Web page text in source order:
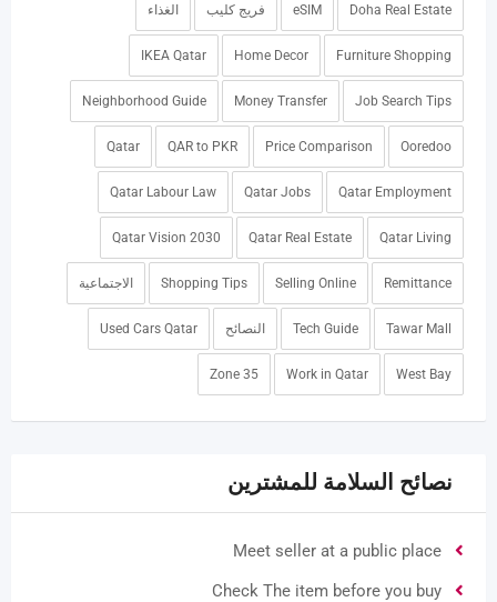
Doha Real Estate
eSIM فريج كليب الغذاء
Furniture Shopping
Home Decor
IKEA Qatar
Job Search Tips
Money Transfer
Neighborhood Guide
Ooredoo
Price Comparison
QAR to PKR
Qatar
Qatar Employment
Qatar Jobs
Qatar Labour Law
Qatar Living
Qatar Real Estate
Qatar Vision 2030
Remittance
Selling Online
Shopping Tips الاجتماعية
Tawar Mall
Tech Guide النصائح Used Cars Qatar
West Bay
Work in Qatar
Zone 35
نصائح السلامة للمشترين
Meet seller at a public place
Check The item before you buy